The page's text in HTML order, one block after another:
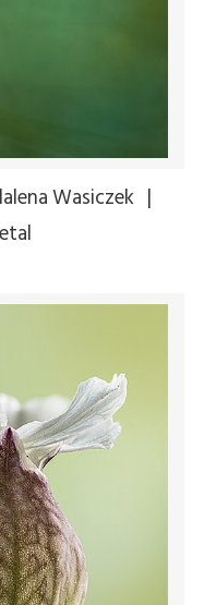
Wasiczek |